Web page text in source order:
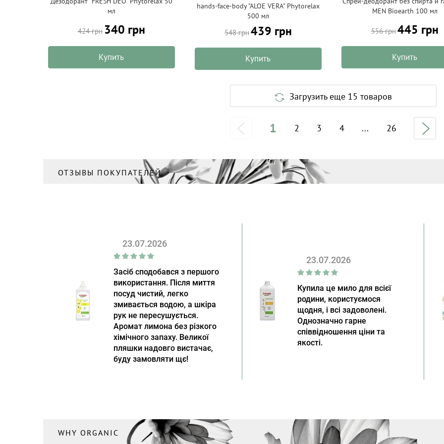
мл
424 грн 340 грн
Купить
hands-face-body "ALOE VERA" Phytorelax
500 мл
548 грн439 грн
Купить
MEN Bioearth 100 мл
556 грн445 грн
Купить
Загрузить еще 15 товаров
1 2 3 4 ... 26
ОТЗЫВЫ ПОКУПАТЕЛЕЙ
23.07.2026
Засіб сподобався з першого
використання. Після миття
посуд чистий, легко
змивається водою, а шкіра
рук не пересушується.
Аромат лимона без різкого
хімічного запаху. Великої
пляшки надовго вистачає,
буду замовляти щє!
23.07.2026
Купила це мило для всієї
родини, користуємося
щодня, і всі задоволені.
Однозначно гарне
співвідношення ціни та
якості.
WHY ORGANIC